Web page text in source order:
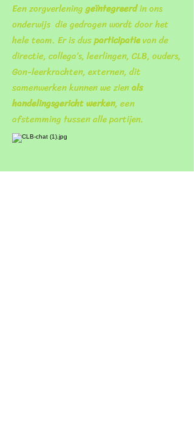
Een zorgverleninggeïntegreerdin ons
onderwijs die gedragen wordt door het
hele team. Er is dusparticipatievan de
directie, collega’s, leerlingen, CLB, ouders,
Gon-leerkrachten, externen, dit
samenwerken kunnen we zienals
handelingsgericht werken, een
afstemming tussen alle partijen.